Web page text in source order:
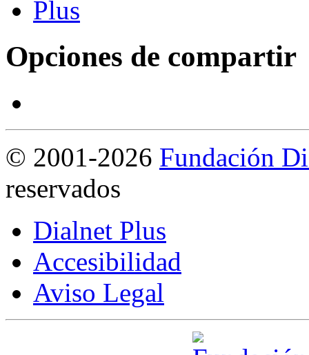
Opciones de compartir
© 2001-2026 Fundación
reservados
Dialnet Plus
Accesibilidad
Aviso Legal